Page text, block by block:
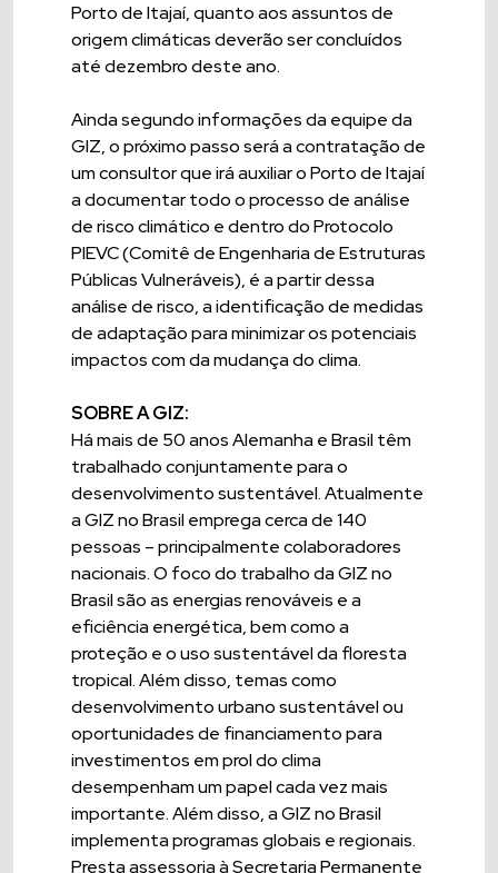
Porto de Itajaí, quanto aos assuntos de
origem climáticas deverão ser concluídos
até dezembro deste ano.
Ainda segundo informações da equipe da
GIZ, o próximo passo será a contratação de
um consultor que irá auxiliar o Porto de Itajaí
a documentar todo o processo de análise
de risco climático e dentro do Protocolo
PIEVC (Comitê de Engenharia de Estruturas
Públicas Vulneráveis), é a partir dessa
análise de risco, a identificação de medidas
de adaptação para minimizar os potenciais
impactos com da mudança do clima.
SOBRE A GIZ:
Há mais de 50 anos Alemanha e Brasil têm
trabalhado conjuntamente para o
desenvolvimento sustentável. Atualmente
a GIZ no Brasil emprega cerca de 140
pessoas – principalmente colaboradores
nacionais. O foco do trabalho da GIZ no
Brasil são as energias renováveis e a
eficiência energética, bem como a
proteção e o uso sustentável da floresta
tropical. Além disso, temas como
desenvolvimento urbano sustentável ou
oportunidades de financiamento para
investimentos em prol do clima
desempenham um papel cada vez mais
importante. Além disso, a GIZ no Brasil
implementa programas globais e regionais.
Presta assessoria à Secretaria Permanente